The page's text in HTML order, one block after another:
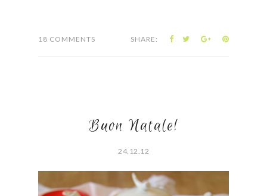
18 COMMENTS SHARE:
Buon Natale!
24.12.12